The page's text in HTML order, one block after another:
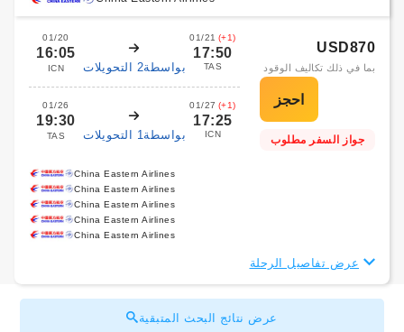
01/20
16:05
ICN بواسطة2 التحويلات
01/21 (+1)
17:50
TAS
01/26
19:30
TAS بواسطة1 التحويلات
01/27 (+1)
17:25
ICN
USD870
بما في ذلك تكاليف الوقود
جواز السفر مطلوب
China Eastern Airlines
China Eastern Airlines
China Eastern Airlines
China Eastern Airlines
China Eastern Airlines
عرض تفاصيل الرحلة
عرض نتائج البحث المتبقية